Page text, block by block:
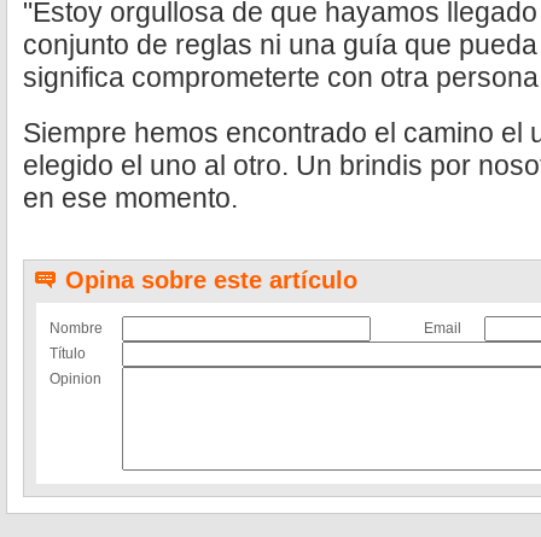
"Estoy orgullosa de que hayamos
conjunto de reglas ni una guía que
significa comprometerte con otra
Siempre hemos encontrado el camino el
elegido el uno al otro. Un brindis por
en ese momento.
Opina sobre este artículo
Nombre
Email
Título
Opinion